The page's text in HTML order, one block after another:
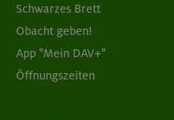
Schwarzes Brett
Obacht geben!
App "Mein DAV+"
Öffnungszeiten